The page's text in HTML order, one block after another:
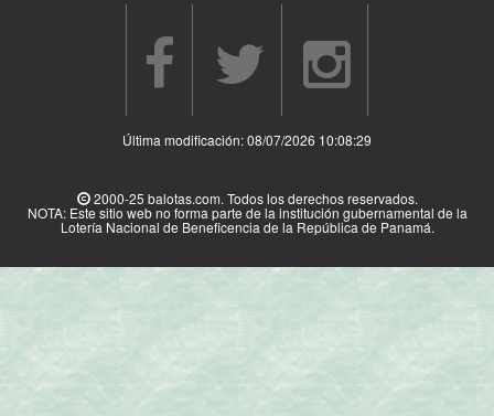
Última modificación: 08/07/2026 10:08:29
2000-25 balotas.com. Todos los derechos reservados.
NOTA: Este sitio web no forma parte de la institución gubernamental de la
Lotería Nacional de Beneficencia de la República de Panamá.